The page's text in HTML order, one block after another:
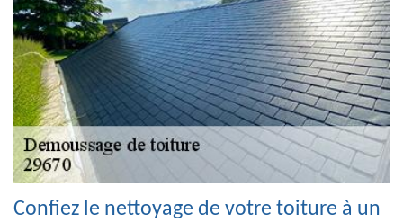
Confiez le nettoyage de votre toiture à un